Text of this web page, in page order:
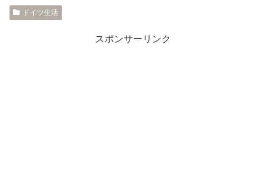
ドイツ生活
スポンサーリンク